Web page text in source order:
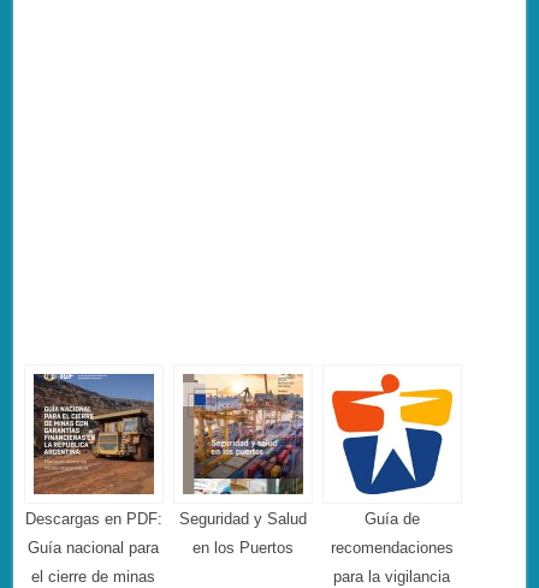
Descargas en PDF:
Guía nacional para
el cierre de minas
Seguridad y Salud
en los Puertos
Guía de
recomendaciones
para la vigilancia